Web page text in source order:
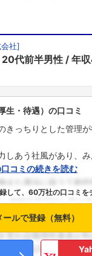
社]
20代前半男性 年
生・待遇）の口コミ
きっちりとした管理
しあう社風があり、
コミの続きを読む
して、60万社の口コミを
ールで登録（無料）